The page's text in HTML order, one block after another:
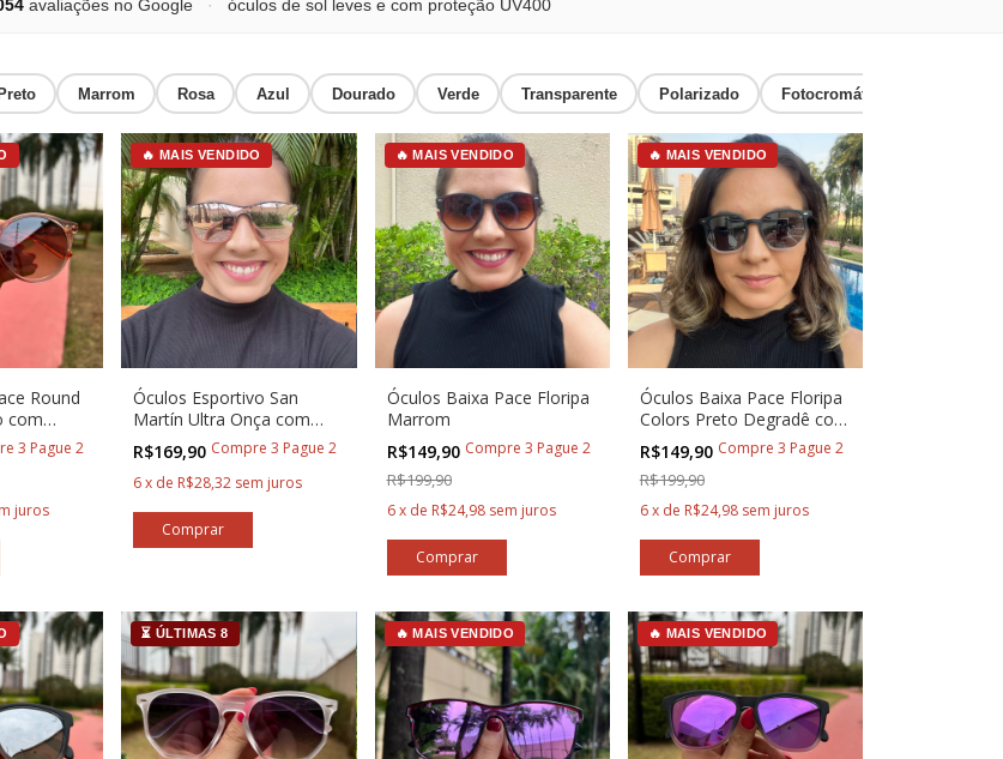
avaliações no Google · óculos de sol leves e com proteção UV400
Marrom Rosa Azul Dourado Verde Transparente Polarizado Fotocromático
Round
com
3 Pague 2
juros
🔥 MAIS VENDIDO
Óculos Esportivo San
Martín Ultra Onça com
Rosa
R$169,90 Compre 3 Pague 2
6x de R$28,32 sem juros
🔥 MAIS VENDIDO
Óculos Baixa Pace Floripa
Marrom
R$149,90 Compre 3 Pague 2
R$199,90
6 x de R$24,98 sem juros
🔥 MAIS VENDIDO
Óculos Baixa Pace Floripa
Colors Preto Degradê com
Prata
R$149,90 Compre 3 Pague 2
R$199,90
6x de R$24,98 sem juros
⏳ ÚLTIMAS 8 🔥 MAIS VENDIDO 🔥 MAIS VENDIDO